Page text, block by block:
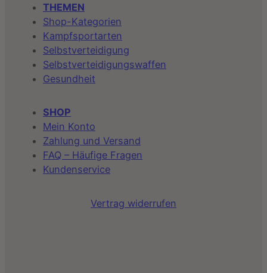
THEMEN
Shop-Kategorien
Kampfsportarten
Selbstverteidigung
Selbstverteidigungswaffen
Gesundheit
SHOP
Mein Konto
Zahlung und Versand
FAQ – Häufige Fragen
Kundenservice
Vertrag widerrufen